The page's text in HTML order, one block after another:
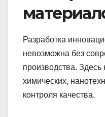
Разработка
невозможна без
производства.
химических,
контроля качества.